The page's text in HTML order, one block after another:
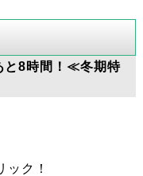
8時間！≪冬期特
ック！